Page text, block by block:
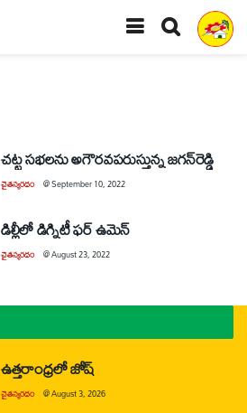
చట్ట సభలను అగౌరవపరుస్తున్న జగన్‌రెడ్డి
చైతన్యరధం @September 10, 2022
డిల్లీలో డిగ్నిటీ ఫర్‌ ఉమెన్‌
చైతన్యరధం @August 23, 2022
ఉత్తరాంధ్రలో జోష్
చైతన్యరధం @August 3, 2026